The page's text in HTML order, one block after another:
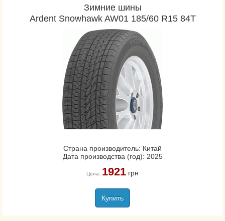
Зимние шины
Ardent Snowhawk AW01 185/60 R15 84T
Страна производитель: Китай
Дата производства (год): 2025
Цена: 1921грн
Купить